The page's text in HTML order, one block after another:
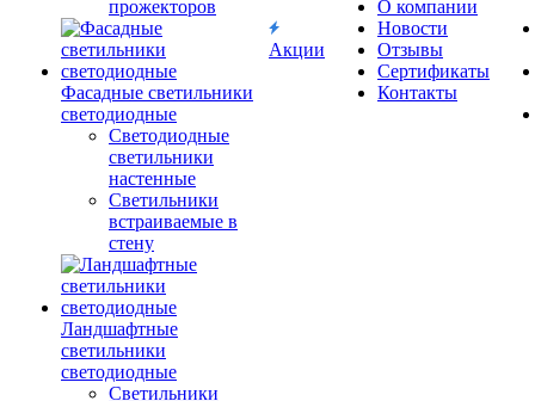
прожекторов
Фасадные светильники
светодиодные
Светодиодные
светильники
настенные
Светильники
встраиваемые в
стену
Ландшафтные
светильники
светодиодные
Светильники
Акции
О компании
Новости
Отзывы
Сертификаты
Контакты